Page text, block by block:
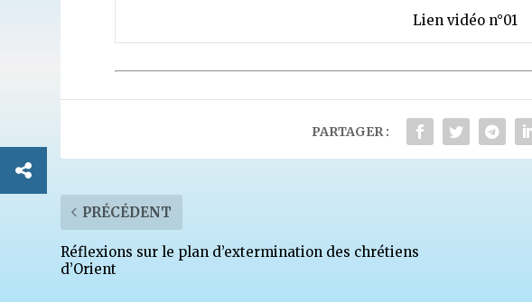
Lien vidéo n°01
PARTAGER :
PRÉCÉDENT
Réflexions sur le plan d’extermination des chrétiens
d’Orient